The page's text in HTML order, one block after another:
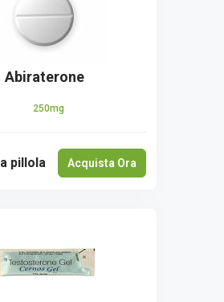
Abiraterone
250mg
a pillola Acquista Ora